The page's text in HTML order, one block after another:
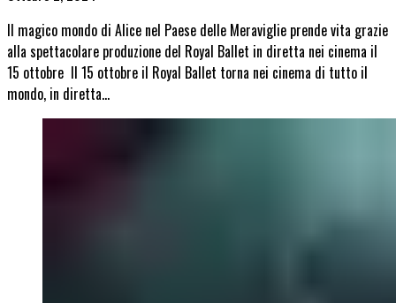
Il magico mondo di Alice nel Paese delle Meraviglie prende vita grazie
alla spettacolare produzione del Royal Ballet in diretta nei cinema il
15 ottobre Il 15 ottobre il Royal Ballet torna nei cinema di tutto il
mondo, in diretta…